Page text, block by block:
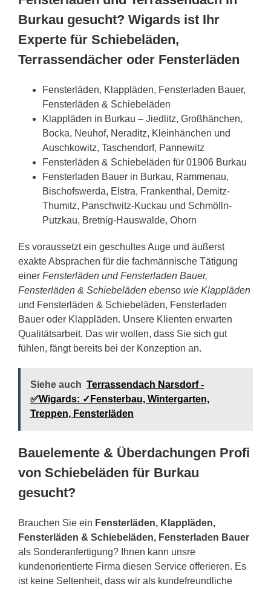
Burkau gesucht? Wigards ist Ihr
Experte für Schiebeläden,
Terrassendächer oder Fensterläden
Fensterläden, Klappläden, Fensterladen Bauer,
Fensterläden & Schiebeläden
Klappläden in Burkau – Jiedlitz, Großhänchen,
Bocka, Neuhof, Neraditz, Kleinhänchen und
Auschkowitz, Taschendorf, Pannewitz
Fensterläden & Schiebeläden für 01906 Burkau
Fensterladen Bauer in Burkau, Rammenau,
Bischofswerda, Elstra, Frankenthal, Demitz-
Thumitz, Panschwitz-Kuckau und Schmölln-
Putzkau, Bretnig-Hauswalde, Ohorn
Es voraussetzt ein geschultes Auge und äußerst
exakte Absprachen für die fachmännische Tätigung
einer Fensterläden und Fensterladen Bauer,
Fensterläden & Schiebeläden ebenso wie Klappläden
und Fensterläden & Schiebeläden, Fensterladen
Bauer oder Klappläden. Unsere Klienten erwarten
Qualitätsarbeit. Das wir wollen, dass Sie sich gut
fühlen, fängt bereits bei der Konzeption an.
Siehe auch Terrassendach Narsdorf -
✅Wigards: ✓Fensterbau, Wintergarten,
Treppen, Fensterläden
Bauelemente & Überdachungen Profi
von Schiebeläden für Burkau
gesucht?
Brauchen Sie ein Fensterläden, Klappläden,
Fensterläden & Schiebeläden, Fensterladen Bauer
als Sonderanfertigung? Ihnen kann unsre
kundenorientierte Firma diesen Service offerieren. Es
ist keine Seltenheit, dass wir als kundefreundliche